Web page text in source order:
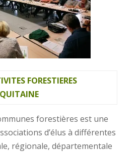
FORESTIERES
forestières est une
d’élus à différentes
régionale, départementale